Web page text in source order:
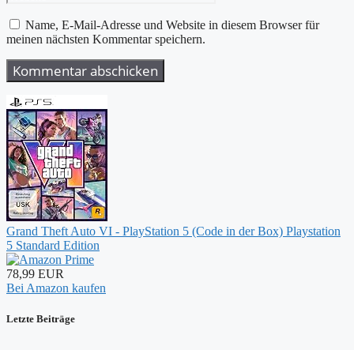
Name, E-Mail-Adresse und Website in diesem Browser für
meinen nächsten Kommentar speichern.
Grand Theft Auto VI - PlayStation 5 (Code in der Box) Playstation
5 Standard Edition
78,99 EUR
Bei Amazon kaufen
Letzte Beiträge